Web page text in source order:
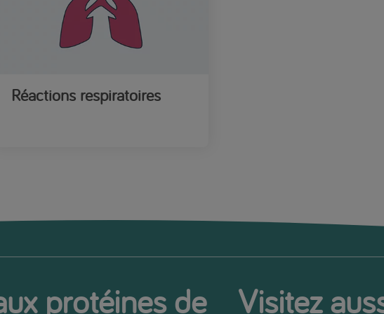
Réactions respiratoires
protéines de Visitez